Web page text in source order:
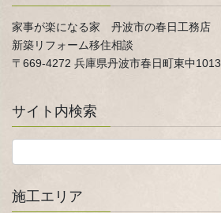
家事が楽になる家 丹波市の春日工務店
新築リフォーム移住相談
〒669-4272 兵庫県丹波市春日町東中1013
サイト内検索
施工エリア